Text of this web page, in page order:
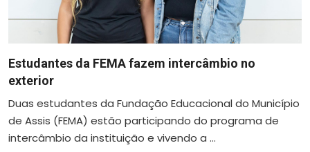
Estudantes da FEMA fazem intercâmbio no
exterior
Duas estudantes da Fundação Educacional do Município
de Assis (FEMA) estão participando do programa de
intercâmbio da instituição e vivendo a ...